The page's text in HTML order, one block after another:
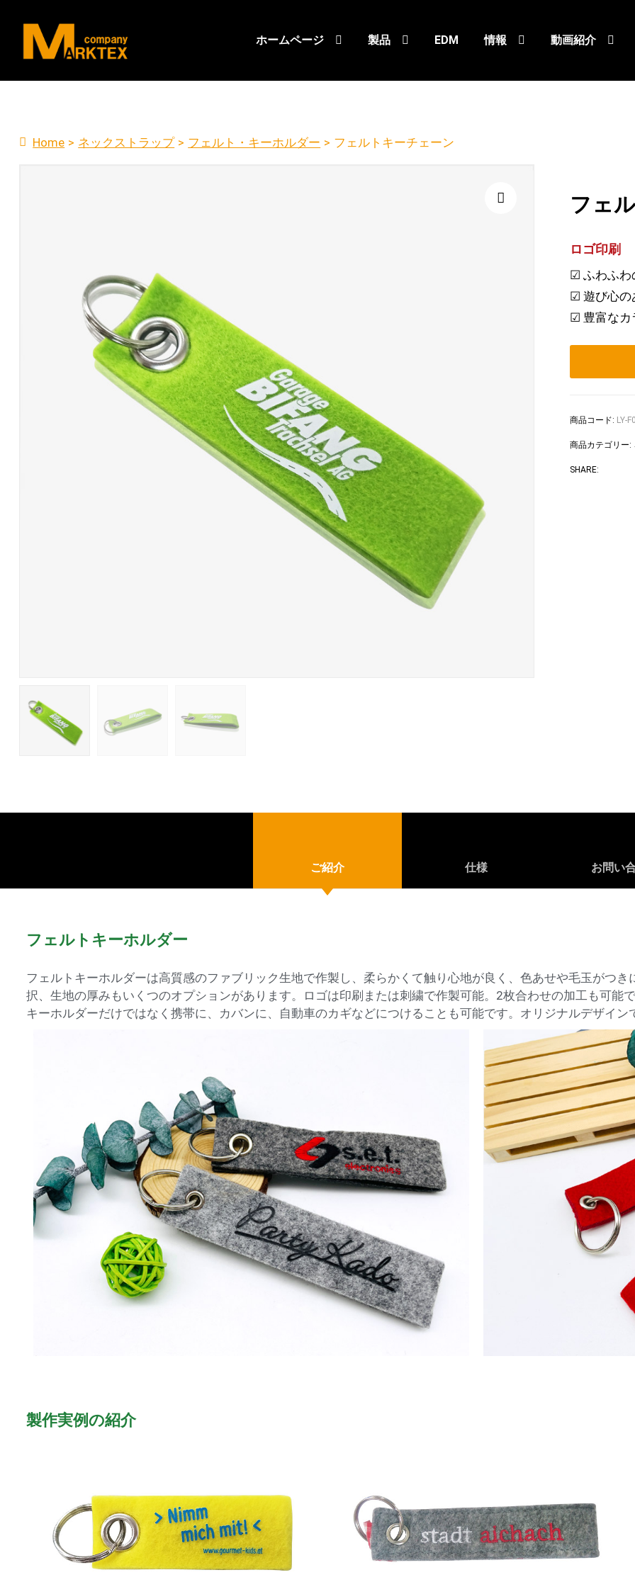
ホームページ 製品 EDM 情報 動画紹介
Home > ネックストラップ > フェルト・キーホルダー > フェルトキーチェーン
フェ
ロゴ印刷
☑ ふわふわ
☑ 遊び心の
☑ 豊富なカ
商品コード: LY-
商品カテゴリー:
SHARE:
ご紹介 仕様 お問い
フェルトキーホルダー
フェルトキーホルダーは高質感のファブリック生地で作製し、柔らかくて触り心地が良く、色あせや毛玉がつ
択、生地の厚みもいくつのオプションがあります。ロゴは印刷または刺繍で作製可能。2枚合わせの加工も可能
キーホルダーだけではなく携帯に、カバンに、自動車のカギなどにつけることも可能です。オリジナルデザイン
製作実例の紹介